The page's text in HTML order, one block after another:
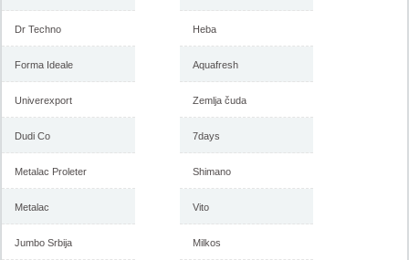
Dr Techno
Forma Ideale
Univerexport
Dudi Co
Metalac Proleter
Metalac
Jumbo Srbija
Heba
Aquafresh
Zemlja čuda
7days
Shimano
Vito
Milkos